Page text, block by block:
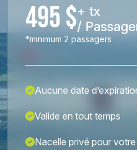
495 $+ tx
/
*minimum 2 passagers
Aucune date
Valide en tout temps
Nacelle privé pour